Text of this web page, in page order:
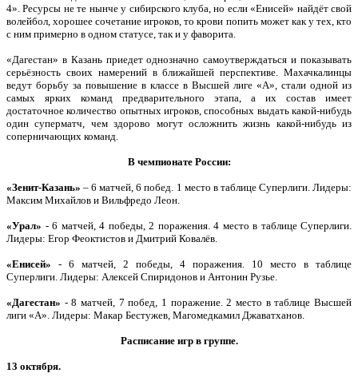
4». Ресурсы не те нынче у сибирского клуба, но если «Енисей» найдёт свой
волейбол, хорошее сочетание игроков, то крови попить может как у тех, кто
с ним примерно в одном статусе, так и у фаворита.
«Дагестан» в Казань приедет однозначно самоутверждаться и показывать
серьёзность своих намерений в ближайшей перспективе. Махачкалинцы
ведут борьбу за повышение в классе в Высшей лиге «А», стали одной из
самых ярких команд предварительного этапа, а их состав имеет
достаточное количество опытных игроков, способных выдать какой-нибудь
один суперматч, чем здорово могут осложнить жизнь какой-нибудь из
соперничающих команд.
В чемпионате России:
«Зенит-Казань» – 6 матчей, 6 побед. 1 место в таблице Суперлиги. Лидеры:
Максим Михайлов и Вильфредо Леон.
«Урал» - 6 матчей, 4 победы, 2 поражения. 4 место в таблице Суперлиги.
Лидеры: Егор Феоктистов и Дмитрий Ковалёв.
«Енисей» - 6 матчей, 2 победы, 4 поражения. 10 место в таблице
Суперлиги. Лидеры: Алексей Спиридонов и Антонин Рузье.
«Дагестан» - 8 матчей, 7 побед, 1 поражение. 2 место в таблице Высшей
лиги «А». Лидеры: Макар Бестужев, Магомедкамил Джаватханов.
Расписание игр в группе.
13 октября.